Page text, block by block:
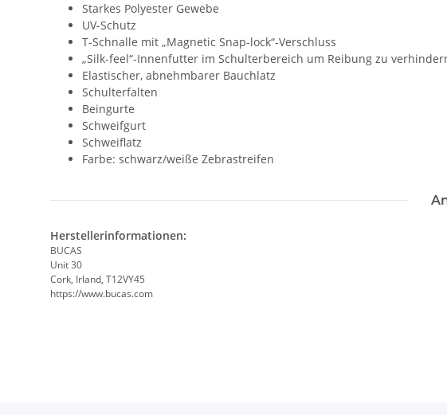
Starkes Polyester Gewebe
UV-Schutz
T-Schnalle mit „Magnetic Snap-lock“-Verschluss
„Silk-feel“-Innenfutter im Schulterbereich um Reibung zu
Elastischer, abnehmbarer Bauchlatz
Schulterfalten
Beingurte
Schweifgurt
Schweiflatz
Farbe: schwarz/weiße Zebrastreifen
Herstellerinformationen:
BUCAS
Unit 30
Cork, Irland, T12VY45
https://www.bucas.com